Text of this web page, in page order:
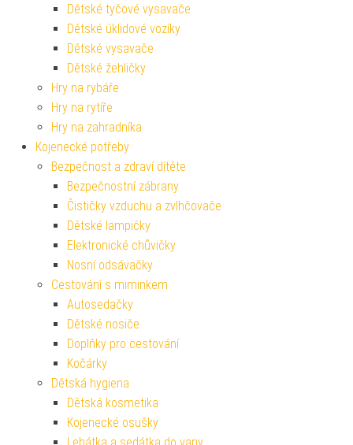
Dětské tyčové vysavače
Dětské úklidové vozíky
Dětské vysavače
Dětské žehličky
Hry na rybáře
Hry na rytíře
Hry na zahradníka
Kojenecké potřeby
Bezpečnost a zdraví dítěte
Bezpečnostní zábrany
Čističky vzduchu a zvlhčovače
Dětské lampičky
Elektronické chůvičky
Nosní odsávačky
Cestování s miminkem
Autosedačky
Dětské nosiče
Doplňky pro cestování
Kočárky
Dětská hygiena
Dětská kosmetika
Kojenecké osušky